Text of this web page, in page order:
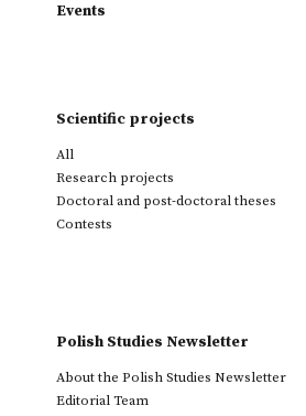
Events
Scientific projects
All
Research projects
Doctoral and post-doctoral theses
Contests
Polish Studies Newsletter
About the Polish Studies Newsletter
Editorial Team